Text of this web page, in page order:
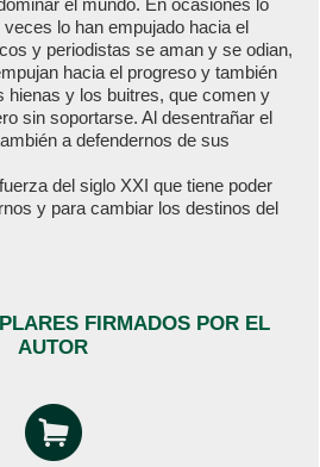
el mundo. En ocasiones lo
lo han empujado hacia el
y periodistas se aman y se odian,
hacia el progreso y también
hienas y los buitres, que comen y
sin soportarse. Al desentrañar el
a defendernos de sus
del siglo XXI que tiene poder
y para cambiar los destinos del
FIRMADOS POR EL
AUTOR